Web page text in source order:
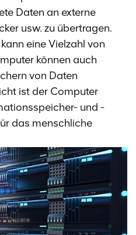
Daten an externe
usw. zu übertragen.
eine Vielzahl von
können auch
von Daten
ist der Computer
und -
das menschliche